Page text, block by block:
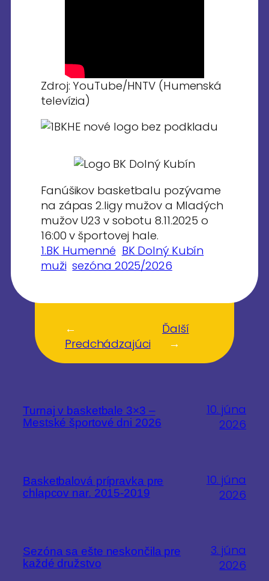
Zdroj: YouTube/HNTV (Humenská
televízia)
Fanúšikov basketbalu pozývame
na zápas 2.ligy mužov a Mladých
mužov U23 v sobotu 8.11.2025 o
16:00 v športovej hale.
1.BK Humenné BK Dolný Kubín
muži sezóna 2025/2026
←
Predchádzajúci
Ďalší
→
Turnaj v basketbale 3×3 –
Mestské športové dni 2026
10. júna
2026
Basketbalová prípravka pre
chlapcov nar. 2015-2019
10. júna
2026
Sezóna sa ešte neskončila pre
každé družstvo
3. júna
2026